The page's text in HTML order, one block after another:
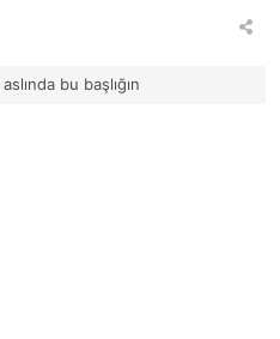
bu başlığın